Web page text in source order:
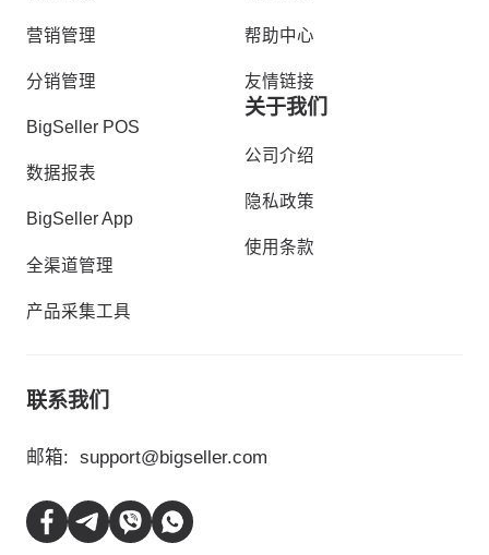
营销管理
分销管理
BigSeller POS
数据报表
BigSeller App
全渠道管理
产品采集工具
帮助中心
友情链接
关于我们
公司介绍
隐私政策
使用条款
联系我们
邮箱: support@bigseller.com